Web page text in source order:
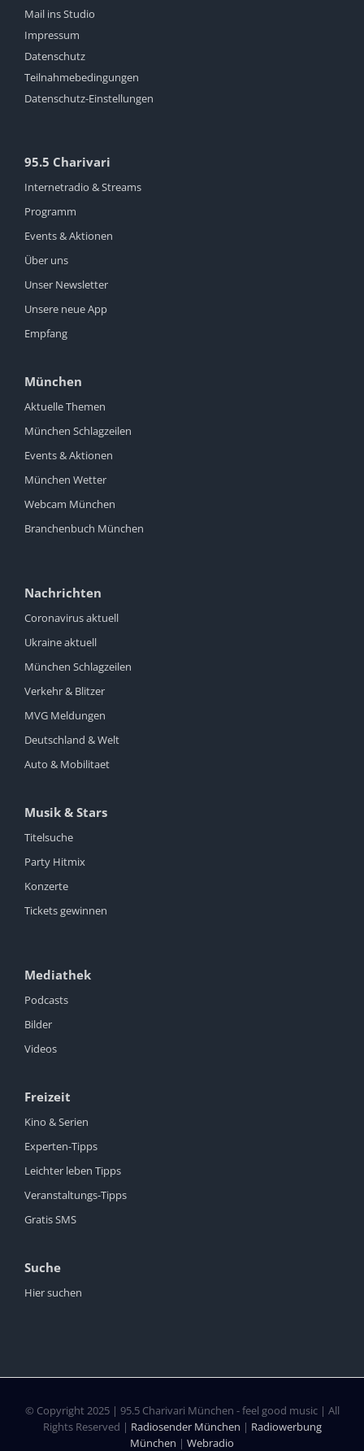
Mail ins Studio
Impressum
Datenschutz
Teilnahmebedingungen
Datenschutz-Einstellungen
95.5 Charivari
Internetradio & Streams
Programm
Events & Aktionen
Über uns
Unser Newsletter
Unsere neue App
Empfang
München
Aktuelle Themen
München Schlagzeilen
Events & Aktionen
München Wetter
Webcam München
Branchenbuch München
Nachrichten
Coronavirus aktuell
Ukraine aktuell
München Schlagzeilen
Verkehr & Blitzer
MVG Meldungen
Deutschland & Welt
Auto & Mobilitaet
Musik & Stars
Titelsuche
Party Hitmix
Konzerte
Tickets gewinnen
Mediathek
Podcasts
Bilder
Videos
Freizeit
Kino & Serien
Experten-Tipps
Leichter leben Tipps
Veranstaltungs-Tipps
Gratis SMS
Suche
Hier suchen
© Copyright 2025 | 95.5 Charivari München - feel good music | All
Rights Reserved | Radiosender München | Radiowerbung
München | Webradio